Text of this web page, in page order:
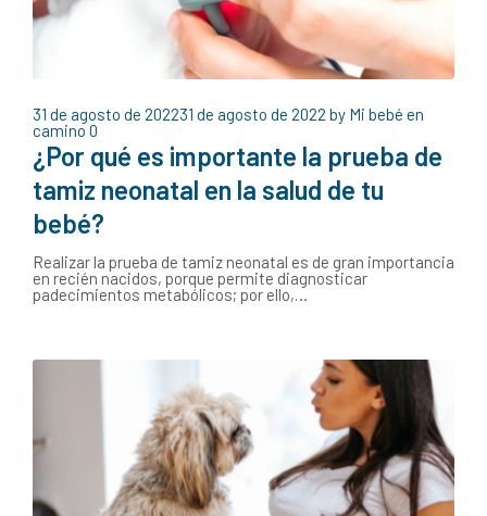
31 de agosto de 202231 de agosto de 2022 by Mi bebé en
camino 0
¿Por qué es importante la prueba de
tamiz neonatal en la salud de tu
bebé?
Realizar la prueba de tamiz neonatal es de gran importancia
en recién nacidos, porque permite diagnosticar
padecimientos metabólicos; por ello,…